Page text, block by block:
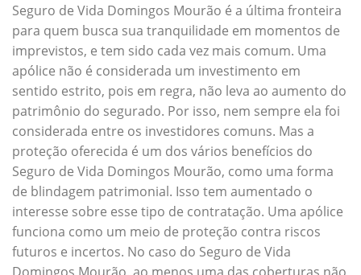
Seguro de Vida Domingos Mourão é a última fronteira
para quem busca sua tranquilidade em momentos de
imprevistos, e tem sido cada vez mais comum. Uma
apólice não é considerada um investimento em
sentido estrito, pois em regra, não leva ao aumento do
patrimônio do segurado. Por isso, nem sempre ela foi
considerada entre os investidores comuns. Mas a
proteção oferecida é um dos vários benefícios do
Seguro de Vida Domingos Mourão, como uma forma
de blindagem patrimonial. Isso tem aumentado o
interesse sobre esse tipo de contratação. Uma apólice
funciona como um meio de proteção contra riscos
futuros e incertos. No caso do Seguro de Vida
Domingos Mourão, ao menos uma das coberturas não